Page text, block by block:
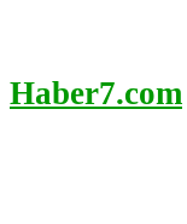
Haber7.com